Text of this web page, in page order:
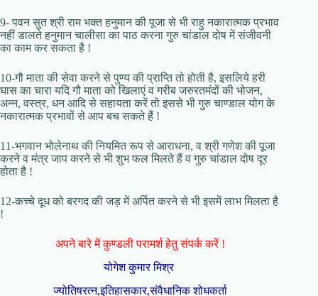
9- पवन सुत श्री राम भक्त हनुमान की पूजा से भी राहु नकारात्मक प्रभाव
नहीं डालते हनुमान चालीसा का पाठ करना गुरु चांडाल दोष में संजीवनी
का काम कर सकता है !
10-गौ माता की सेवा करने से पुण्य की प्राप्ति तो होती है, इसलिये हरी
घास का चारा यदि गौ माता को खिलाएं व गरीब जरुरतमंदों की भोजन,
अन्न, वस्त्र, धन आदि से सहायता करें तो इससे भी गुरु चाण्डाल योग के
नकारात्मक प्रभावों से आप बच सकते हैं !
11-भगवान भोलेनाथ की नियमित रूप से आराधना, व श्री गणेश की पूजा
करने व मंत्र जाप करने से भी शुभ फल मिलते हैं व गुरु चांडाल दोष दूर
होता है !
12-कच्चे दूध को बरगद की जड़ में अर्पित करने से भी इसमें लाभ मिलता है
!
अपने बारे में कुण्डली परामर्श हेतु संपर्क करें !
योगेश कुमार मिश्र
ज्योतिषरत्न,इतिहासकार,संवैधानिक शोधकर्ता